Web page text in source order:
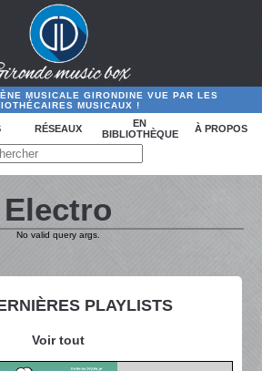
MUSICALE GIRONDINE VUE PAR LES
MUSICAUX !
RÉSEAUX
EN
BIBLIOTHÈQUE
À PROPOS
PLAYLISTS
Voir tout
Electro
No valid query args.